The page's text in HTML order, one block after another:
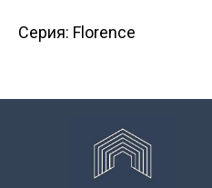
Серия: Florence